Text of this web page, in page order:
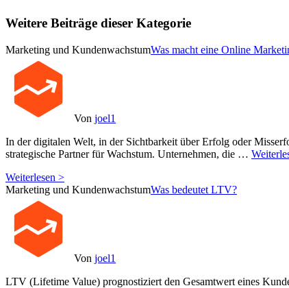
Weitere Beiträge dieser Kategorie
Marketing und KundenwachstumWas macht eine Online
Von joel1
In der digitalen Welt, in der Sichtbarkeit über Erfolg oder
strategische Partner für Wachstum. Unternehmen, die …
Weiterlesen >
Marketing und KundenwachstumWas bedeutet LTV?
Von joel1
LTV (Lifetime Value) prognostiziert den Gesamtwert eines